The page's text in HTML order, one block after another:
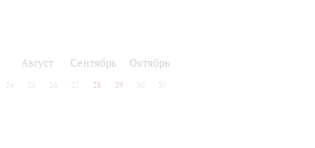
Август Сентябрь Октябрь
24 25 26 27 28 29 30 31